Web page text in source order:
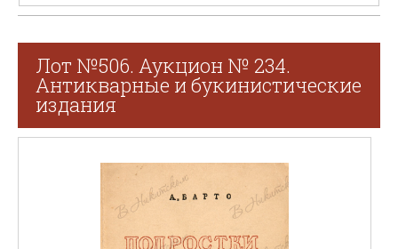
Лот №506. Аукцион № 234.
Антикварные и букинистические
издания